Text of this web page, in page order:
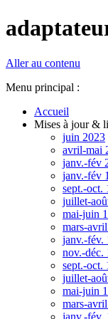
Aller au contenu
Menu principal :
Accueil
Mises à jour &
juin 2023
avril-mai
janv.-fév
janv.-fév
sept.-oct.
juillet-
mai-juin
mars-
janv.-fév.
nov.-déc.
sept.-oct.
juillet-
mai-juin
mars-
janv.-fév.